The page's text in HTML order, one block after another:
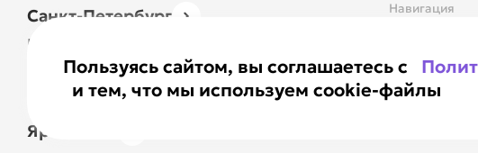
Пользуясь сайтом, вы соглашаетесь с
и тем, что мы используем cookie-файлы
Санкт-Петербург
Москва
Казань
Нижний Новгород
Ярославль
Навигация